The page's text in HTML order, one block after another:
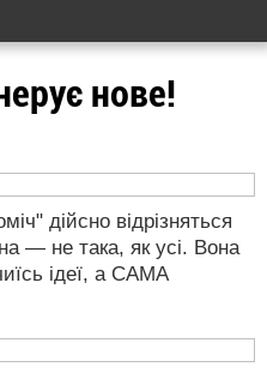
нове!
дійсно відрізняться
— не така, як усі. Вона
ідеї, а САМА